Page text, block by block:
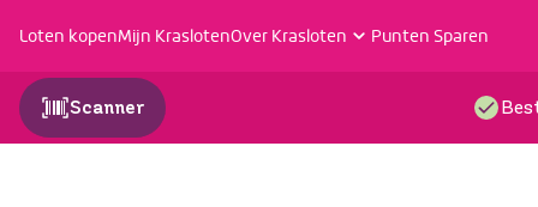
Loten kopenMijn KraslotenOver Krasloten Punten Sparen
Scanner